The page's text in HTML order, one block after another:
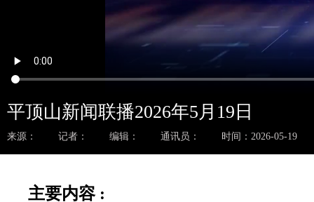
平顶山新闻联播2026年5月19日
来源： 记者： 编辑： 通讯员： 时间：2026-05-19
主要内容 :